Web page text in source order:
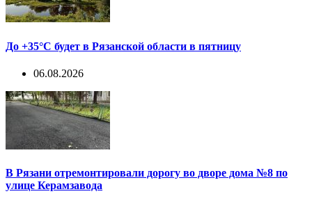
До +35°С будет в Рязанской области в пятницу
06.08.2026
В Рязани отремонтировали дорогу во дворе дома №8 по
улице Керамзавода